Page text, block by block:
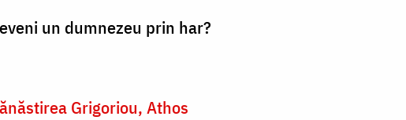
un dumnezeu prin har?
Grigoriou, Athos